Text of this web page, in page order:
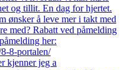
kjenner jeg a